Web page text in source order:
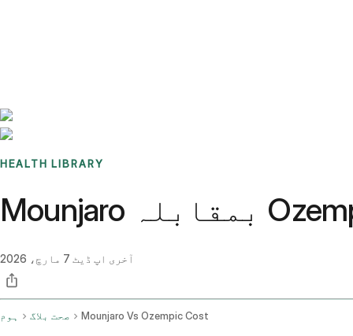
HEALTH LIBRARY
آخری اپ ڈیٹ 7 مارچ، 2026
ہوم صحت بلاگ Mounjaro Vs Ozempic Cost